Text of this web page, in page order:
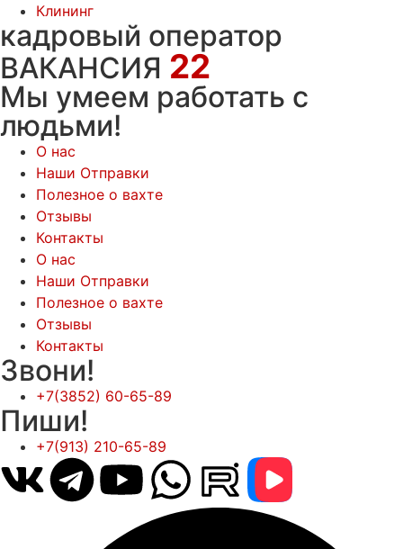
Клининг
кадровый оператор
ВАКАНСИЯ 22
Мы умеем работать с
людьми!
О нас
Наши Отправки
Полезное о вахте
Отзывы
Контакты
О нас
Наши Отправки
Полезное о вахте
Отзывы
Контакты
Звони!
+7(3852) 60-65-89
Пиши!
+7(913) 210-65-89